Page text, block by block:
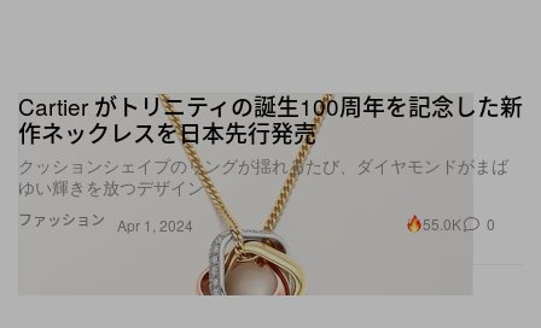
ファッション
Cartier がトリニティの誕生100周年を記念した新
作ネックレスを日本先行発売
クッションシェイプのリングが揺れるたび、ダイヤモンドがまば
ゆい輝きを放つデザイン
Apr 1, 2024 55.0K 0